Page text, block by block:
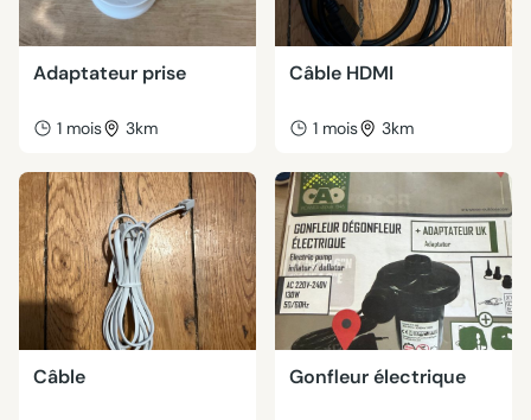
Adaptateur prise
1 mois 3km
Câble HDMI
1 mois 3km
Câble Gonfleur électrique